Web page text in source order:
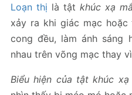
Loạn thị là tật khúc xạ
xảy ra khi giác mạc
cong đều, làm ánh sáng
nhau trên võng mạc thay
Biểu hiện của tật khúc xạ